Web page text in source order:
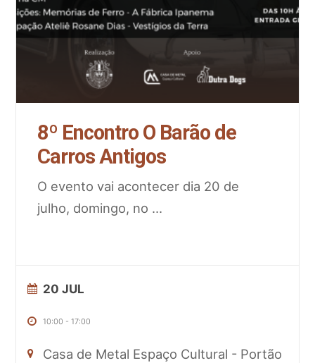
8º Encontro O Barão de
Carros Antigos
O evento vai acontecer dia 20 de
julho, domingo, no ...
20 JUL
10:00 -17:00
Casa de Metal Espaço Cultural - Portão